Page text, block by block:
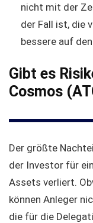
nicht mit der
der Fall ist, die
bessere auf
Gibt es
Cosmos
Der größte
der Investor für
Assets verliert.
können Anleger
die für die